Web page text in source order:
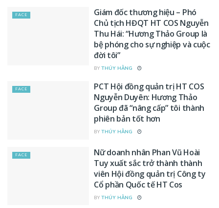
FACE
Giám đốc thương hiệu – Phó
Chủ tịch HĐQT HT COS Nguyễn
Thu Hái: “Hương Thảo Group là
bệ phóng cho sự nghiệp và cuộc
đời tôi”
BY THÚY HẰNG
FACE
PCT Hội đồng quản trị HT COS
Nguyễn Duyên: Hương Thảo
Group đã “nâng cấp” tôi thành
phiên bản tốt hơn
BY THÚY HẰNG
FACE
Nữ doanh nhân Phan Vũ Hoài
Tuy xuất sắc trở thành thành
viên Hội đồng quản trị Công ty
Cổ phần Quốc tế HT Cos
BY THÚY HẰNG